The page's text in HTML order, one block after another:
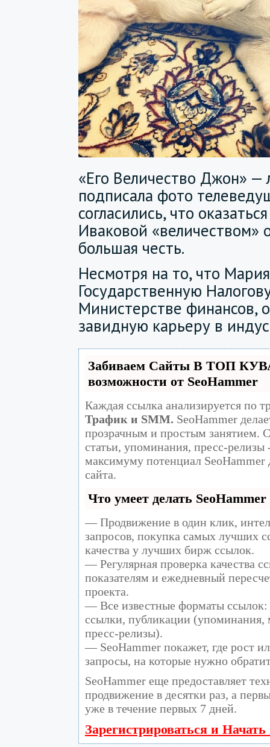
«Его Величество Джон» —
подписала фото
согласились, что
Иваковой «величеством»
большая честь.
Несмотря на то, что
Государственную
Министерстве финансов,
завидную карьеру в
Забиваем Сайты В ТОП
возможности от SeoHammer
Каждая ссылка анализируется по
Трафик и SMM. SeoHammer
прозрачным и простым занятием.
статьи, упоминания, пресс-релизы
максимуму потенциал SeoHammer
сайта.
Что умеет делать SeoHammer
— Продвижение в один клик,
запросов, покупка самых лучших
качества у лучших бирж ссылок.
— Регулярная проверка качества
показателям и ежедневный
проекта.
— Все известные форматы ссылок:
ссылки, публикации (упоминания,
пресс-релизы).
— SeoHammer покажет, где рост
запросы, на которые нужно
SeoHammer еще предоставляет
продвижение в десятки раз, а
уже в течение первых 7 дней.
Зарегистрироваться и